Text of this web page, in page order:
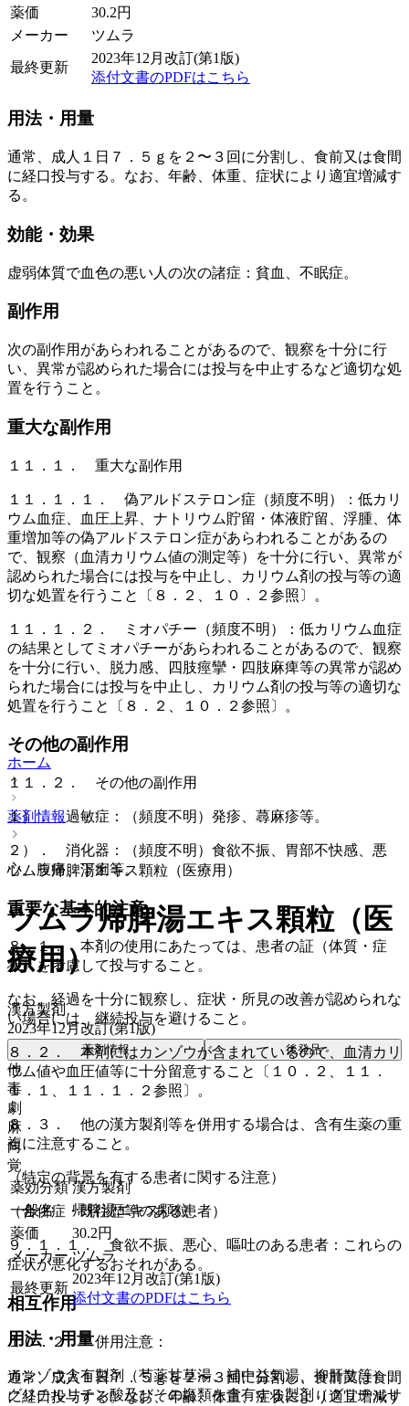
薬価
30.2円
メーカー
ツムラ
最終更新
2023年12月改訂(第1版)
添付文書のPDFはこちら
用法・用量
通常、成人１日７．５ｇを２〜３回に分割し、食前又は食間
に経口投与する。なお、年齢、体重、症状により適宜増減す
る。
効能・効果
虚弱体質で血色の悪い人の次の諸症：貧血、不眠症。
副作用
次の副作用があらわれることがあるので、観察を十分に行
い、異常が認められた場合には投与を中止するなど適切な処
置を行うこと。
重大な副作用
１１．１． 重大な副作用
１１．１．１． 偽アルドステロン症（頻度不明）：低カリ
ウム血症、血圧上昇、ナトリウム貯留・体液貯留、浮腫、体
重増加等の偽アルドステロン症があらわれることがあるの
で、観察（血清カリウム値の測定等）を十分に行い、異常が
認められた場合には投与を中止し、カリウム剤の投与等の適
切な処置を行うこと〔８．２、１０．２参照〕。
１１．１．２． ミオパチー（頻度不明）：低カリウム血症
の結果としてミオパチーがあらわれることがあるので、観察
を十分に行い、脱力感、四肢痙攣・四肢麻痺等の異常が認め
られた場合には投与を中止し、カリウム剤の投与等の適切な
処置を行うこと〔８．２、１０．２参照〕。
その他の副作用
１１．２． その他の副作用
１）． 過敏症：（頻度不明）発疹、蕁麻疹等。
２）． 消化器：（頻度不明）食欲不振、胃部不快感、悪
心、腹痛、下痢等。
重要な基本的注意
８．１． 本剤の使用にあたっては、患者の証（体質・症
状）を考慮して投与すること。
なお、経過を十分に観察し、症状・所見の改善が認められな
い場合には、継続投与を避けること。
８．２． 本剤にはカンゾウが含まれているので、血清カリ
ウム値や血圧値等に十分留意すること〔１０．２、１１．
１．１、１１．１．２参照〕。
８．３． 他の漢方製剤等を併用する場合は、含有生薬の重
複に注意すること。
（特定の背景を有する患者に関する注意）
（合併症・既往歴等のある患者）
９．１．１． 食欲不振、悪心、嘔吐のある患者：これらの
症状が悪化するおそれがある。
相互作用
１０．２． 併用注意：
カンゾウ含有製剤（芍薬甘草湯、補中益気湯、抑肝散等）、
グリチルリチン酸及びその塩類を含有する製剤（グリチルリ
ホーム
薬剤情報
ツムラ帰脾湯エキス顆粒（医療用）
ツムラ帰脾湯エキス顆粒（医
療用）
漢方製剤
2023年12月改訂(第1版)
薬剤情報 後発品
他
毒
劇
麻
向
覚
薬効分類 漢方製剤
一般名
帰脾湯エキス顆粒
薬価
30.2円
メーカー ツムラ
最終更新
2023年12月改訂(第1版)
添付文書のPDFはこちら
用法・用量
通常、成人１日７．５ｇを２〜３回に分割し、食前又は食間
に経口投与する。なお、年齢、体重、症状により適宜増減す